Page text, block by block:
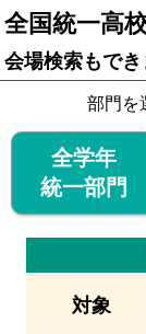
全国統一高
会場検索もで
部門を
全学年
統一部門
対象